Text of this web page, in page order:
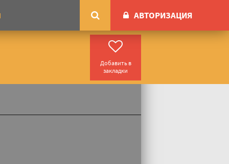
АВТОРИЗАЦИЯ
Добавить в
закладки